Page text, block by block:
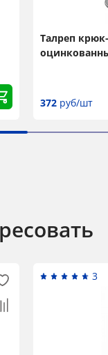
Талреп
372 руб/шт
3